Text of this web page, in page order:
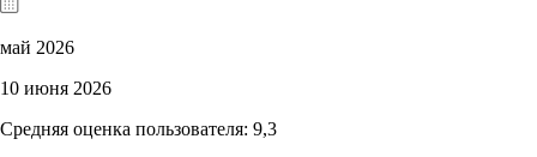
май 2026
10 июня 2026
Средняя оценка пользователя: 9,3